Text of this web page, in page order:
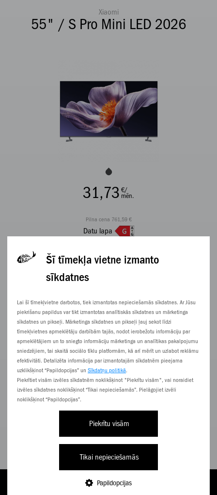
Šī tīmekļa vietne izmanto
sīkdatnes
Lai šī tīmekļvietne darbotos, tiek izmantotas nepieciešamās sīkdatnes. Ar Jūsu
piekrišanu papildus var tikt izmantotas analītiskās sīkdatnes un mārketinga
sīkdatnes un pikseļi. Mārketinga sīkdatnes un pikseļi ļauj sekot līdzi
tīmekļvietnes apmeklētāju darbībām tajās, nodot ierobežotu informāciju par
apmeklētājiem un to sniegto informāciju mārketinga un analītikas pakalpojumu
sniedzējiem, tai skaitā sociālo tīklu platformām, kā arī mērīt un uzlabot reklāmu
efektivitāti. Detalizēta informācija par izmantotajām sīkdatnēm pieejama
uzklikšķinot “Papildopcijas” un Sīkdatņu politikā.
Piekrītiet visām izvēles sīkdatnēm noklikšķinot "Piekrītu visām", vai noraidiet
izvēles sīkdatnes noklikšķinot “Tikai nepieciešamās”. Pielāgojiet izvēli
noklikšķinot “Papildopcijas”.
Piekrītu visām
Tikai nepieciešamās
Papildopcijas
E-VEIKALS
Xiaomi
55" / S Pro Mini LED 2026
31,73 €/
mēn.
Pilna cena 761,59 €
Datu lapa
65" / S Mini LED 2025
32,33mēn.